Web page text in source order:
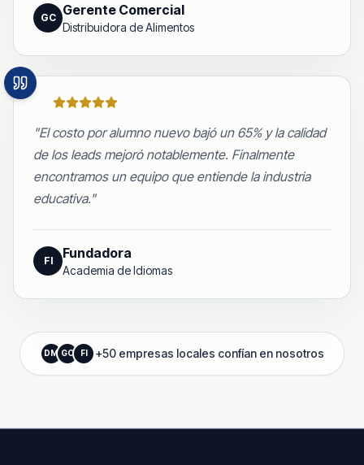
GC Gerente Comercial
Distribuidora de Alimentos
"El costo por alumno nuevo bajó un 65% y la calidad
de los leads mejoró notablemente. Finalmente
encontramos un equipo que entiende la industria
educativa."
FI Fundadora
Academia de Idiomas
DM GC FI +50 empresas locales confían en nosotros